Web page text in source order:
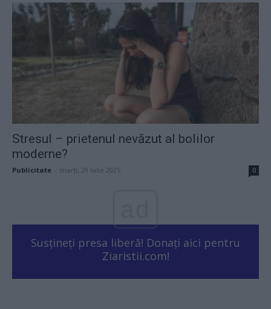
Stresul – prietenul nevăzut al bolilor
moderne?
Publicitate marți, 29 iulie 2025 0
Susțineți presa liberă! Donați aici pentru
Ziaristii.com!